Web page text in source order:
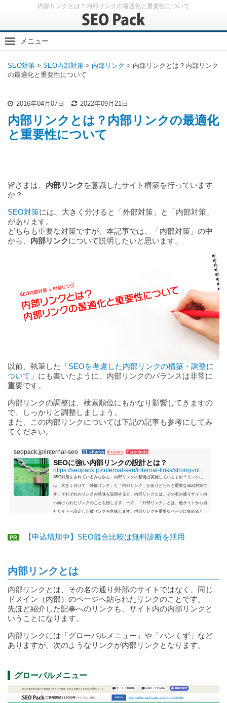
内部リンクとは？内部リンクの最適化と重要性について
メニュー
内部対策の基本
クローラー対策
スマホ
アナリティクス
SEO対策 > SEO内部対策 > 内部リンク > 内部リンクとは？内部リンク
の最適化と重要性について
2016年04月07日 2022年09月21日
内部リンクとは？内部リンクの最適化
と重要性について
皆さまは、 内部リンク を意識したサイト構築を行っています
か？
SEO対策には、大きく分けると「外部対策」と「内部対策」
があります。
どちらも重要な対策ですが、本記事では、「内部対策」の中
から、 内部リンクについて説明したいと思います。
以前、執筆した「SEOを考慮した内部リンクの構築・調整に
ついて 」にも書いたように、内部リンクのバランスは非常に
重要です。
内部リンクの調整は、検索順位にもかなり影響してきますの
で、しっかりと調整しましょう。
また、この内部リンクについては下記の記事も参考にしてみ
てください。
seopack.jp/internal-seo 11 shares 4 users 7 pockets
SEOに強い内部リンクの設計とは？
https://seopack.jp/internal-seo/internal-links/strong-internal-links-to-seo.php
SEO対策をされているみなさん、内部リンクの整備は実施していますか？リンクに
は、大きく分けて「外部リンク」と「内部リンク」がありどちらも重要なSEO対策で
す。それぞれのリンクの意味を説明すると、内部リンクとは、その名の通りサイト内
へ向けられたリンクのことを指します。一方、「外部リンク」とは、他サイトから自
社サイトへ設定した被リンクを意味します。内部リンクを重要なページに集めると、
PR 【申込増加中】SEO競合比較は無料診断を活用
内部リンクとは
内部リンクとは、その名の通り外部のサイトではなく、同じ
ドメイン（内部）のページへ貼られたリンクのことです。
先ほど紹介した記事へのリンクも、サイト内の内部リンクと
いうことになります。
内部リンクには「グローバルメニュー」や「パンくず」など
ありますが、次のようなリンクが内部リンクとなります。
グローバルメニュー